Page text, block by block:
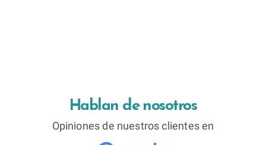
Hablan de nosotros
Opiniones de nuestros clientes en